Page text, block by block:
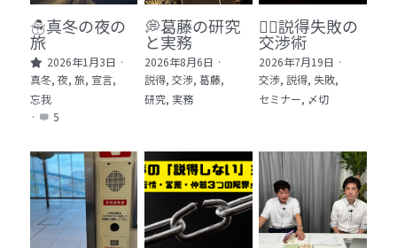
🛒Learn More!（商品）
❓FAQ
📮ASK（無料読者登録 or 無料お問い合わせ）
📚 100冊の「本は飲み物」index
1 クレーム・犯罪・説得交渉 23冊
ログイン/ 登録
検索
☃️真冬の夜の
旅
2026年1月3日 ·
真冬, 夜, 旅, 宣言,
忘我
·
5
💭葛藤の研究
と実務
2026年8月6日 ·
説得, 交渉, 葛藤,
研究, 実務
🕵️‍♂️説得失敗の
交渉術
2026年7月19日 ·
交渉, 説得, 失敗,
セミナー, 〆切